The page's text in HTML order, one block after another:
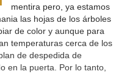
mentira pero, ya estamos
las hojas de los árboles
de color y aunque para
temperaturas cerca de los
de despedida de
en la puerta. Por lo tanto,